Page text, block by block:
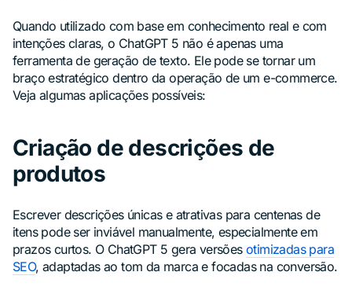
Quando utilizado com base em conhecimento real e com
intenções claras, o ChatGPT 5 não é apenas uma
ferramenta de geração de texto. Ele pode se tornar um
braço estratégico dentro da operação de um e-commerce.
Veja algumas aplicações possíveis:
Criação de descrições de
produtos
Escrever descrições únicas e atrativas para centenas de
itens pode ser inviável manualmente, especialmente em
prazos curtos. O ChatGPT 5 gera versões otimizadas para
SEO, adaptadas ao tom da marca e focadas na conversão.